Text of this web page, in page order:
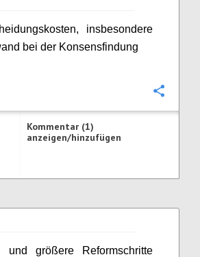
insbesondere
bei der Konsensfindung
Kommentar (1)
anzeigen/hinzufügen
und größere Reformschritte